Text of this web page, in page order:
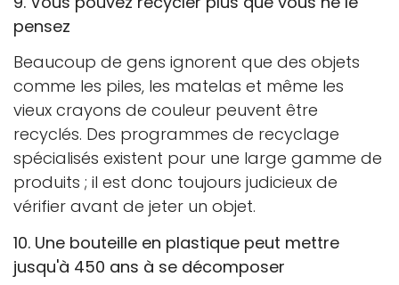
pensez
Beaucoup de gens ignorent que des objets
comme les piles, les matelas et même les
vieux crayons de couleur peuvent être
recyclés. Des programmes de recyclage
spécialisés existent pour une large gamme de
produits ; il est donc toujours judicieux de
vérifier avant de jeter un objet.
10. Une bouteille en plastique peut mettre
jusqu'à 450 ans à se décomposer
Non, je ne le suis pas Oui je suis